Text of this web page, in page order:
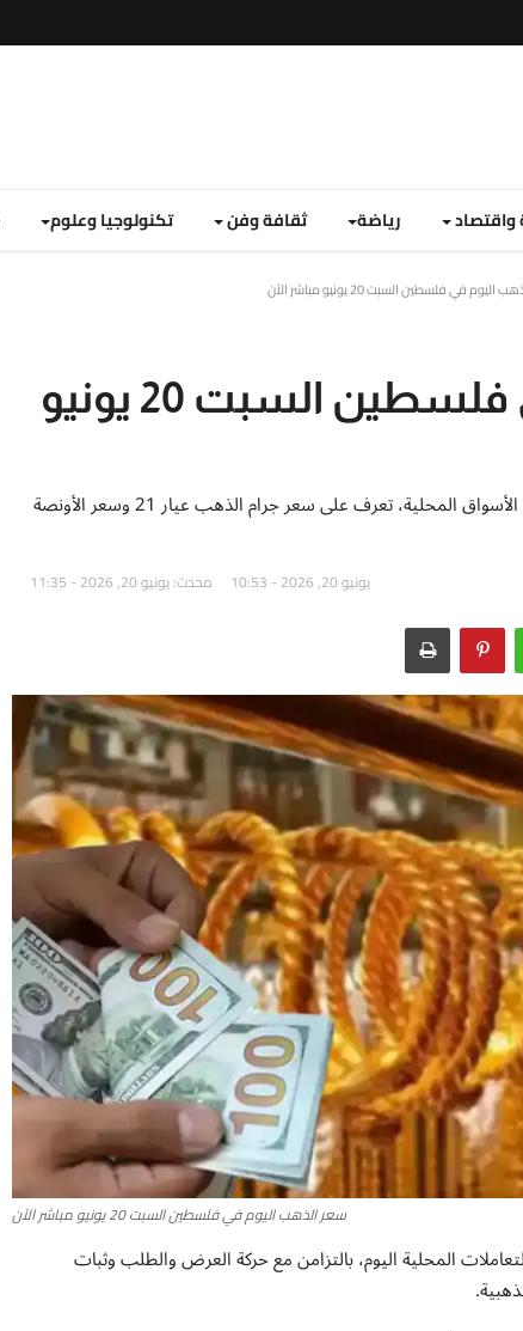
رياضة ثقافة وفن تكنولوجيا وعلوم
في فلسطين السبت 20 يونيو مباشر الآن
سعر الذهب اليوم في فلسطين السبت 20 يونيو
أسعار الذهب اليوم في فلسطين تشهد ثباتاً ملحوظاً في الأسواق المحلية، تعرف على سعر جرام الذهب عيار 21 وسعر الأونصة
يونيو 20, 2026 - 10:53 محدث: يونيو 20, 2026 - 11:35
سعر الذهب اليوم في فلسطين السبت 20 يونيو مباشر الآن
المحلية اليوم، بالتزامن مع حركة العرض والطلب وثبات